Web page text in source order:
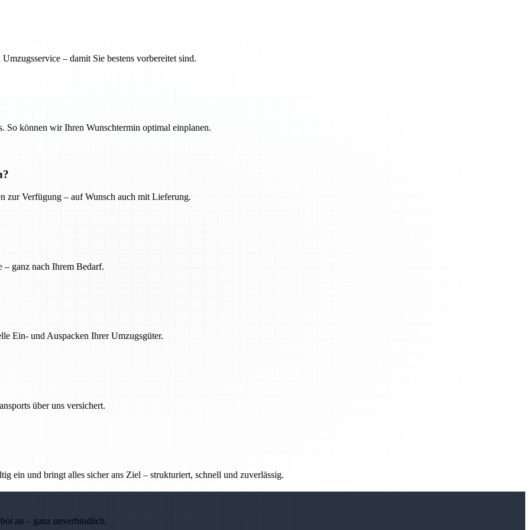
– damit Sie bestens vorbereitet sind.
So können wir Ihren Wunschtermin optimal einplanen.
zur Verfügung – auf Wunsch auch mit Lieferung.
– ganz nach Ihrem Bedarf.
Ein- und Auspacken Ihrer Umzugsgüter.
über uns versichert.
ein und bringt alles sicher ans Ziel – strukturiert, schnell und zuverlässig.
an – ganz unverbindlich.